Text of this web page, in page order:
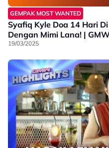
GEMPAK MOST WANTED
Syafiq Kyle Doa 14 Hari
Dengan Mimi Lana! |
19/03/2025